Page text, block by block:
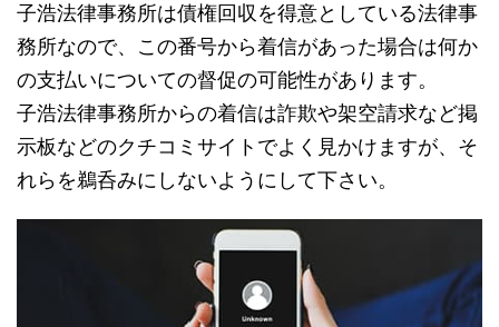
子浩法律事務所は債権回収を得意としている法律事
務所なので、この番号から着信があった場合は何か
の支払いについての督促の可能性があります。
子浩法律事務所からの着信は詐欺や架空請求など掲
示板などのクチコミサイトでよく見かけますが、そ
れらを鵜呑みにしないようにして下さい。